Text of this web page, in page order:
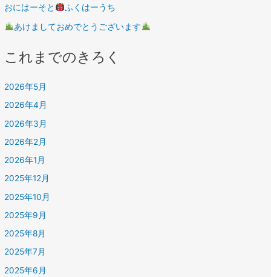
おにはーそと
ふくはーうち
あけましておめでとうございます
これまでのきろく
2026年5月
2026年4月
2026年3月
2026年2月
2026年1月
2025年12月
2025年10月
2025年9月
2025年8月
2025年7月
2025年6月